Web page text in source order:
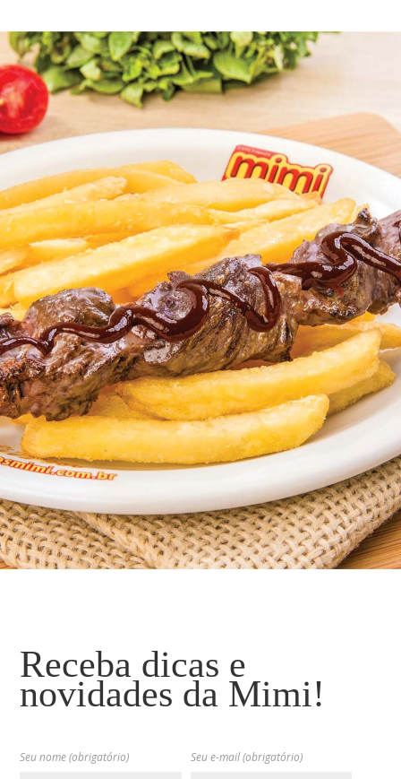
Receba dicas e
novidades da Mimi!
Seu nome (obrigatório) Seu e-mail (obrigatório)